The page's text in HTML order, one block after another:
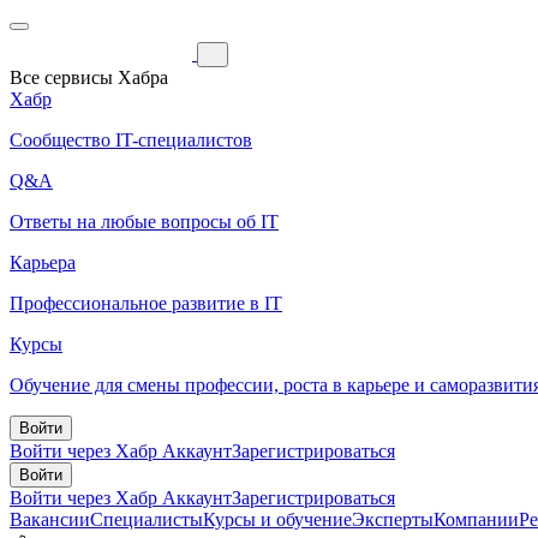
Все сервисы Хабра
Хабр
Сообщество IT-специалистов
Q&A
Ответы на любые вопросы об IT
Карьера
Профессиональное развитие в IT
Курсы
Обучение для смены профессии, роста в карьере и
Войти
Войти через Хабр АккаунтЗарегистрироваться
Войти
Войти через Хабр АккаунтЗарегистрироваться
ВакансииСпециалистыКурсы и обучениеЭкспертыКомпании